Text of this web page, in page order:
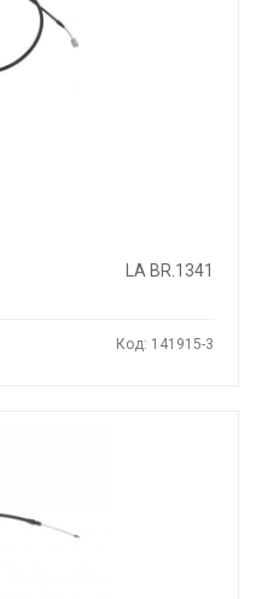
LA BR.1341
Код: 141915-3